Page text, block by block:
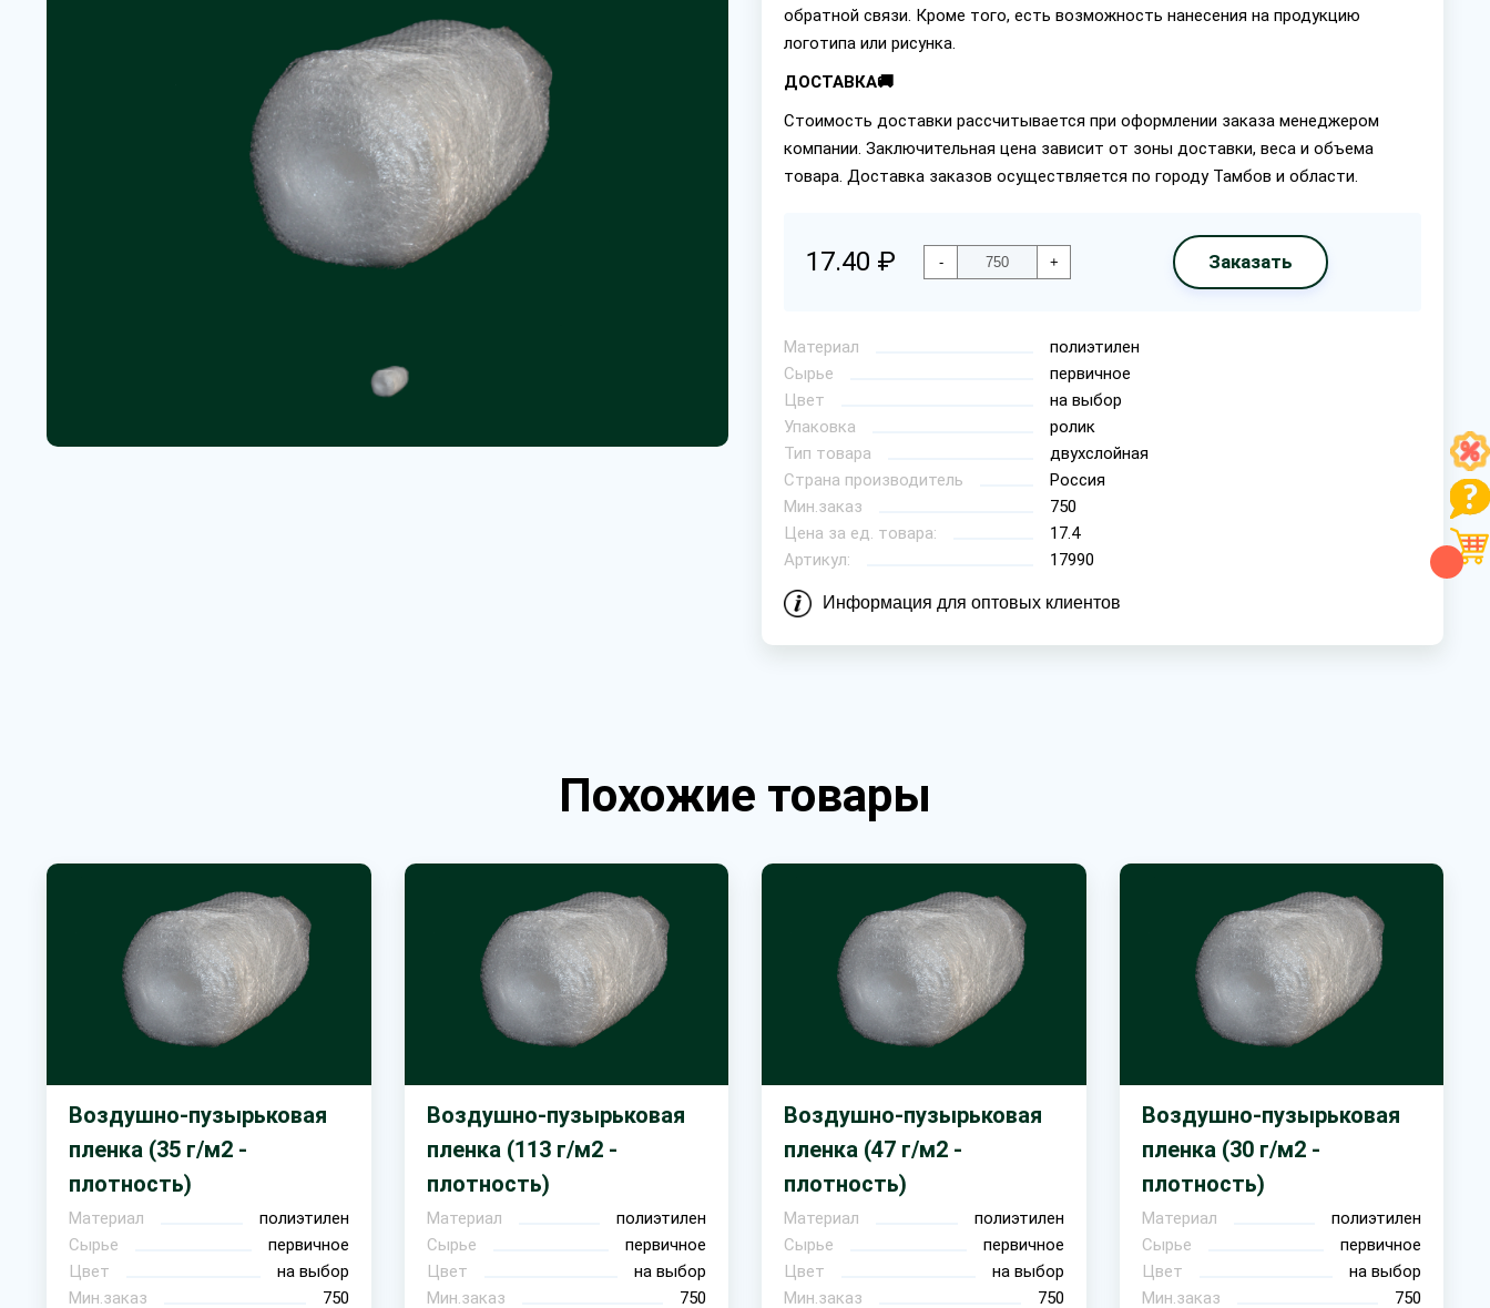
обратной связи. Кроме того, есть возможность нанесения на продукцию
логотипа или рисунка.
ДОСТАВКА🚚
Стоимость доставки рассчитывается при оформлении заказа менеджером
компании. Заключительная цена зависит от зоны доставки, веса и объема
товара. Доставка заказов осуществляется по городу Тамбов и области.
17.40 ₽ - + Заказать
Материал
полиэтилен
Сырье
первичное
Цвет
на выбор
Упаковка
ролик
Тип товара
двухслойная
Страна производитель
Россия
Мин.заказ
750
Цена за ед. товара:
17.4
Артикул:
17990
Информация для оптовых клиентов
Похожие товары
Воздушно-пузырьковая
пленка (35 г/м2 -
плотность)
Материал
полиэтилен
Сырье
первичное
Цвет
на выбор
Мин.заказ
750
Воздушно-пузырьковая
пленка (113 г/м2 -
плотность)
Материал
полиэтилен
Сырье
первичное
Цвет
на выбор
Мин.заказ
750
Воздушно-пузырьковая
пленка (47 г/м2 -
плотность)
Материал
полиэтилен
Сырье
первичное
Цвет
на выбор
Мин.заказ
750
Воздушно-пузырьковая
пленка (30 г/м2 -
плотность)
Материал
полиэтилен
Сырье
первичное
Цвет
на выбор
Мин.заказ
750